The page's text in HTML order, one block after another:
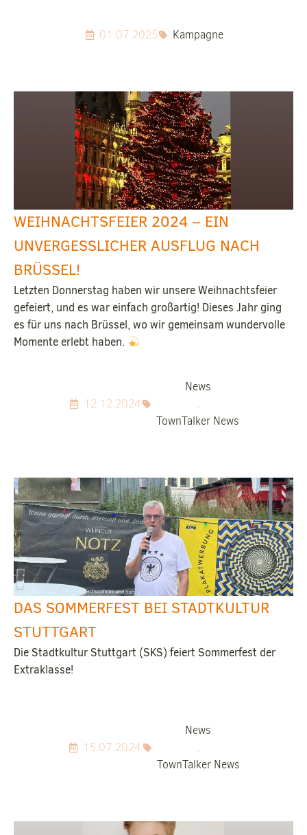
01.07.2025 Kampagne
WEIHNACHTSFEIER 2024 – EIN
UNVERGESSLICHER AUSFLUG NACH
BRÜSSEL!
Letzten Donnerstag haben wir unsere Weihnachtsfeier
gefeiert, und es war einfach großartig! Dieses Jahr ging
es für uns nach Brüssel, wo wir gemeinsam wundervolle
Momente erlebt haben.
12.12.2024
News
,
TownTalker News
DAS SOMMERFEST BEI STADTKULTUR
STUTTGART
Die Stadtkultur Stuttgart (SKS) feiert Sommerfest der
Extraklasse!
15.07.2024
News
,
TownTalker News